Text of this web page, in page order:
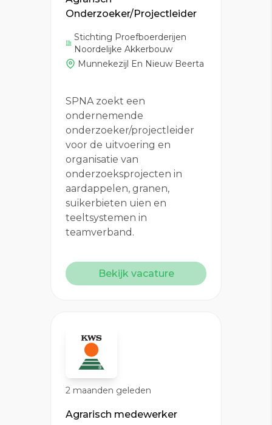
Onderzoeker/Projectleider
Stichting Proefboerderijen
Noordelijke Akkerbouw
Munnekezijl En Nieuw Beerta
SPNA zoekt een
ondernemende
onderzoeker/projectleider
voor de uitvoering en
organisatie van
onderzoeksprojecten in
aardappelen, granen,
suikerbieten uien en
teeltsystemen in
teamverband.
Bekijk vacature
2 maanden geleden
Agrarisch medewerker